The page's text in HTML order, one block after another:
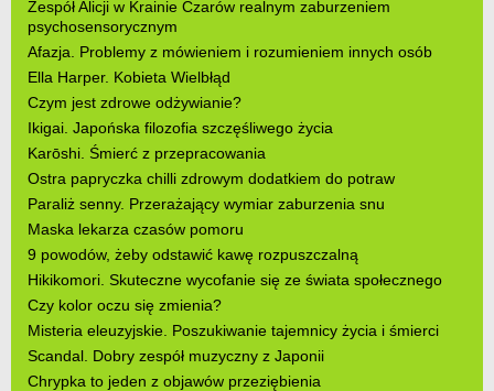
Zespół Alicji w Krainie Czarów realnym zaburzeniem
psychosensorycznym
Afazja. Problemy z mówieniem i rozumieniem innych osób
Ella Harper. Kobieta Wielbłąd
Czym jest zdrowe odżywianie?
Ikigai. Japońska filozofia szczęśliwego życia
Karōshi. Śmierć z przepracowania
Ostra papryczka chilli zdrowym dodatkiem do potraw
Paraliż senny. Przerażający wymiar zaburzenia snu
Maska lekarza czasów pomoru
9 powodów, żeby odstawić kawę rozpuszczalną
Hikikomori. Skuteczne wycofanie się ze świata społecznego
Czy kolor oczu się zmienia?
Misteria eleuzyjskie. Poszukiwanie tajemnicy życia i śmierci
Scandal. Dobry zespół muzyczny z Japonii
Chrypka to jeden z objawów przeziębienia